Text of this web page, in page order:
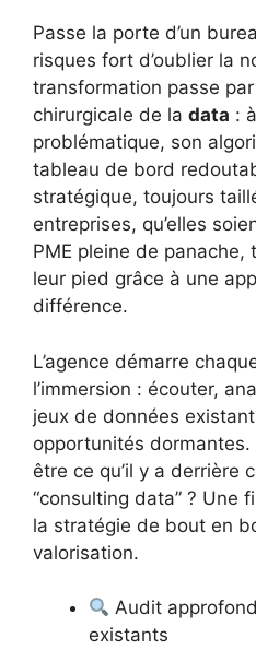
Passe la porte d’un
risques fort d’oublier la
transformation passe
chirurgicale de la data :
problématique, son
tableau de bord
stratégique, toujours
entreprises, qu’elles
PME pleine de panache,
leur pied grâce à une
différence.
L’agence démarre
l’immersion : écouter,
jeux de données
opportunités
être ce qu’il y a derrière
“consulting data” ? Une
la stratégie de bout en
valorisation.
Audit
existants